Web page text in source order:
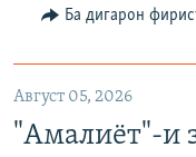
Ба дигарон
Август 05, 2026
"Амалиёт"-и